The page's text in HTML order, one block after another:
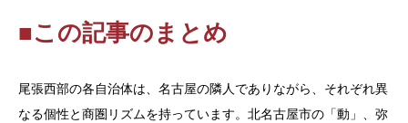
■この記事のまとめ
尾張西部の各自治体は、名古屋の隣人でありながら、それぞれ異
なる個性と商圏リズムを持っています。北名古屋市の「動」、弥